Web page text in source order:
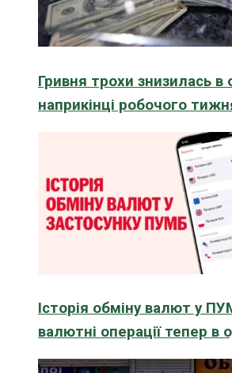
Гривня трохи знизилась в
наприкінці робочого
Історія обміну валют у
валютні операції тепер в